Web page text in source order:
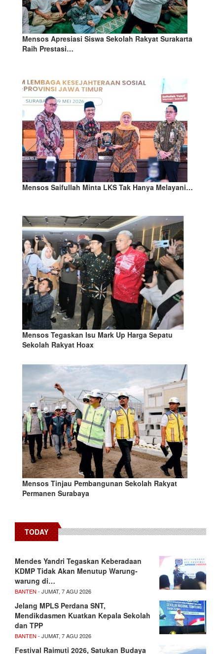
Mensos Apresiasi Siswa Sekolah Rakyat Surakarta
Raih Prestasi…
Mensos Saifullah Minta LKS Tak Hanya Melayani…
Mensos Tegaskan Isu Mark Up Harga Sepatu
Sekolah Rakyat Hoax
Mensos Tinjau Pembangunan Sekolah Rakyat
Permanen Surabaya
TODAY
Mendes Yandri Tegaskan Keberadaan
KDMP Tidak Akan Menutup Warung-
warung di…
BANTEN - JUMAT, 7 AGU 2026
Jelang MPLS Perdana SNT,
Mendikdasmen Kuatkan Kepala Sekolah
dan TPP
BANTEN - JUMAT, 7 AGU 2026
Festival Raimuti 2026, Satukan Budaya